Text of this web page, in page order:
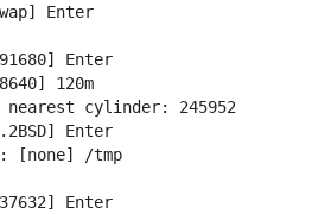
Enter
Enter
120m
nearest cylinder: 245952
Enter
[none] /tmp
Enter